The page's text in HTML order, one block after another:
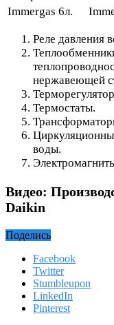
Immergas 6л.
Реле давления
нержавеющей
Термостаты.
воды.
Видео:
Daikin
Поделись
Facebook
Twitter
Stumbleupon
LinkedIn
Pinterest